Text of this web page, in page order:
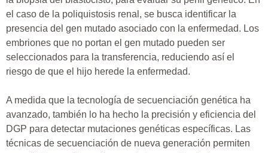
el caso de la poliquistosis renal, se busca identificar la
presencia del gen mutado asociado con la enfermedad. Los
embriones que no portan el gen mutado pueden ser
seleccionados para la transferencia, reduciendo así el
riesgo de que el hijo herede la enfermedad.
A medida que la tecnología de secuenciación genética ha
avanzado, también lo ha hecho la precisión y eficiencia del
DGP para detectar mutaciones genéticas específicas. Las
técnicas de secuenciación de nueva generación permiten